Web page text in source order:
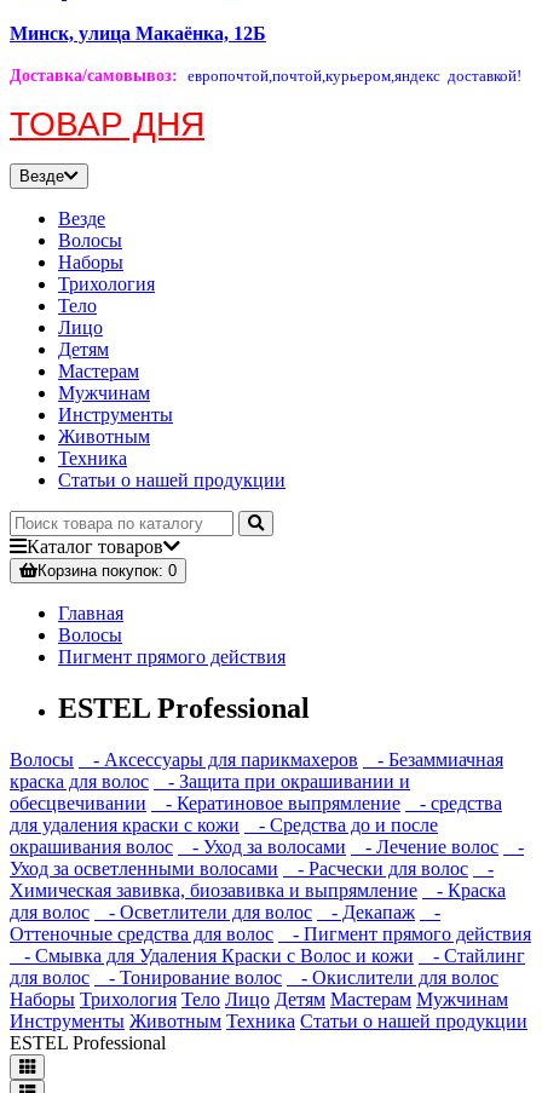
Минск, улица Макаёнка, 12Б
Доставка/самовывоз: европочтой,почтой,курьером,яндекс доставкой!
ТОВАР ДНЯ
Везде
Везде
Волосы
Наборы
Трихология
Тело
Лицо
Детям
Мастерам
Мужчинам
Инструменты
Животным
Техника
Статьи о нашей продукции
Каталог товаров
Корзинапокупок: 0
Главная
Волосы
Пигмент прямого действия
ESTEL Professional
Волосы - Аксессуары для парикмахеров
- Безаммиачная
краска для волос
- Защита при окрашивании и
обесцвечивании
- Кератиновое выпрямление
- средства
для удаления краски с кожи
- Средства до и после
окрашивания волос
- Уход за волосами - Лечение волос
-
Уход за осветленными волосами
- Расчески для волос
-
Химическая завивка, биозавивка и выпрямление
- Краска
для волос
- Осветлители для волос - Декапаж
-
Оттеночные средства для волос
- Пигмент прямого действия
- Смывка для Удаления Краски с Волос и кожи
- Стайлинг
для волос
- Тонирование волос
- Окислители для волос
Наборы Трихология Тело Лицо Детям Мастерам Мужчинам
Инструменты Животным Техника Статьи о нашей продукции
ESTEL Professional